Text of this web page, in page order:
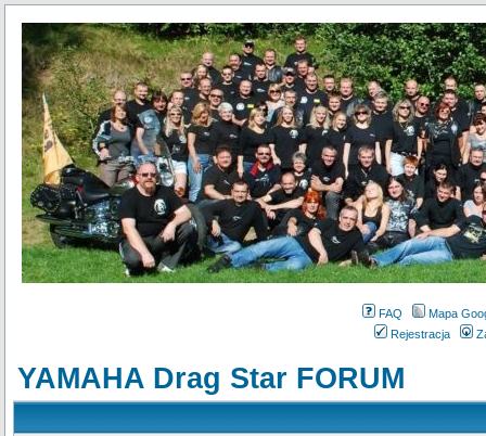
FAQ
Mapa
Rejestracja
YAMAHA Drag Star FORUM